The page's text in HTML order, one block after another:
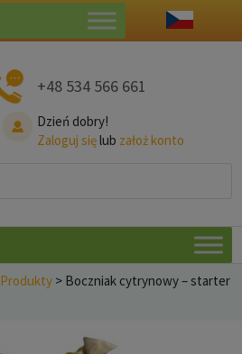
+48 534 566 661
Dzień dobry!
Zaloguj sięlub założ konto
Produkty > Boczniak cytrynowy – starter